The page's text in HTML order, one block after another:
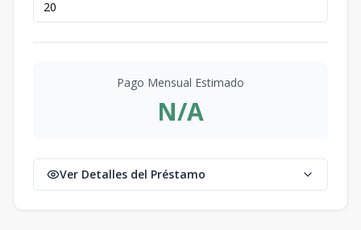
Pago Mensual Estimado
N/A
Ver Detalles del Préstamo